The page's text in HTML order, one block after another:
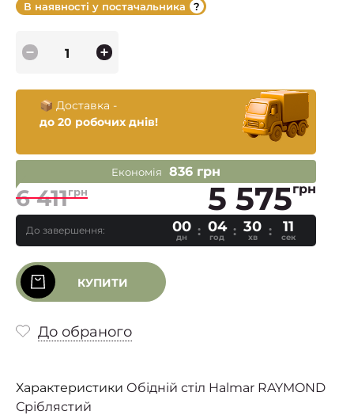
В наявності у постачальника
📦 Доставка -
до 20 робочих днів!
Економія 836 грн
6 411грн 5 575грн
До завершення: 00
дн
04
год
30
хв
10
сек
КУПИТИ
До обраного
Характеристики Обідній стіл Halmar RAYMOND
Сріблястий